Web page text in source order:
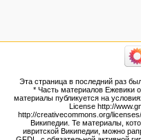
Версия
для
Постоянная
ссылка
категории
Народ
Проекты
Проекты/Участники/
дополнения
Публикации:Авторы
Публикации:Статьи по типу
Эта страница в последний раз
* Часть материалов Ежевики
материалы публикуется на
License http://
http://creativecommons.org/
Википедии. Те материалы,
ивритской Википедии, можно